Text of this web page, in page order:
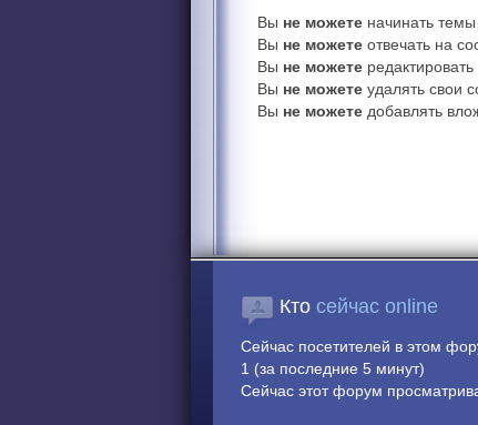
Вы не можете начинать темы
Вы не можете отвечать на
Вы не можете
Вы не можете удалять свои
Вы не можете добавлять
Кто сейчас online
Сейчас посетителей в этом
1 (за последние 5 минут)
Сейчас этот форум